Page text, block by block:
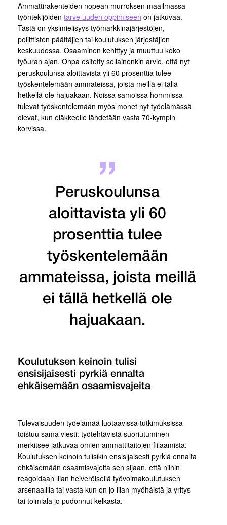
Ammattirakenteiden nopean murroksen maailmassa
työntekijöiden tarve uuden oppimiseen on jatkuvaa.
Tästä on yksimielisyys työmarkkinajärjestöjen,
poliittisten päättäjien tai koulutuksen järjestäjien
keskuudessa. Osaaminen kehittyy ja muuttuu koko
työuran ajan. Onpa esitetty sellainenkin arvio, että nyt
peruskoulunsa aloittavista yli 60 prosenttia tulee
työskentelemään ammateissa, joista meillä ei tällä
hetkellä ole hajuakaan. Noissa samoissa hommissa
tulevat työskentelemään myös monet nyt työelämässä
olevat, kun eläkkeelle lähdetään vasta 70-kympin
korvissa.
Peruskoulunsa
aloittavista yli 60
prosenttia tulee
työskentelemään
ammateissa, joista meillä
ei tällä hetkellä ole
hajuakaan.
Koulutuksen keinoin tulisi
ensisijaisesti pyrkiä ennalta
ehkäisemään osaamisvajeita
Tulevaisuuden työelämää luotaavissa tutkimuksissa
toistuu sama viesti: työtehtävistä suoriutuminen
merkitsee jatkuvaa omien ammattitaitojen fiilaamista.
Koulutuksen keinoin tulisikin ensisijaisesti pyrkiä ennalta
ehkäisemään osaamisvajeita sen sijaan, että niihin
reagoidaan liian heiveröisellä työvoimakoulutuksen
arsenaalilla tai vasta kun on jo liian myöhäistä ja yritys
tai toimiala jo pudonnut kelkasta.